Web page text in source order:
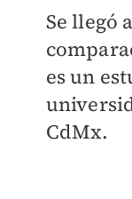
Se llegó
es un
CdMx.